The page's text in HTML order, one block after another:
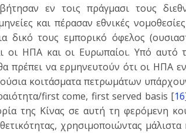
εν τοις πράγμασι τους
και πέρασαν εθνικές
δικό τους εμπορικό όφελος
οι ΗΠΑ και οι Ευρωπαίοι. Υπό αυτό
πρέπει να ερμηνευτούν ότι οι ΗΠΑ
κοιτάσματα πετρωμάτων
first come, first served basis [16
της Κίνας σε αυτή τη φερόμενη
χρησιμοποιώντας μάλιστα